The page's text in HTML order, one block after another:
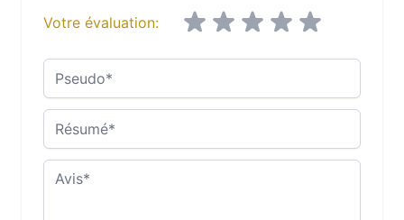
Votre évaluation:
Pseudo
Résumé
Avis